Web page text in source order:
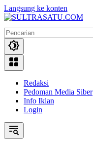
Langsung ke konten
Redaksi
Pedoman Media Siber
Info Iklan
Login